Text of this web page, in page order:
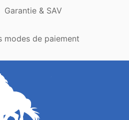
Garantie & SAV
modes de paiement